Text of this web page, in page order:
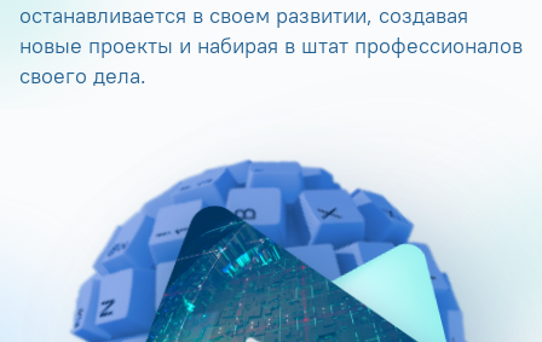
останавливается в своем развитии, создавая
новые проекты и набирая в штат профессионалов
своего дела.